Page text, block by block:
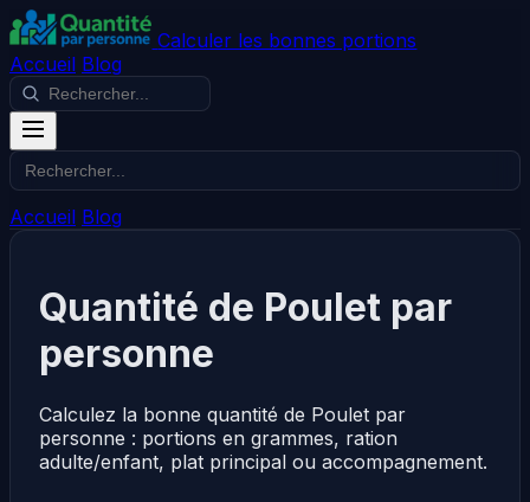
Calculer les bonnes portions
Accueil Blog
Accueil Blog
Quantité de Poulet par
personne
Calculez la bonne quantité de Poulet par
personne : portions en grammes, ration
adulte/enfant, plat principal ou accompagnement.